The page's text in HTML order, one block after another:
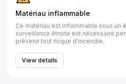
Matériau inflammable
Ce matériau est inflammable sous un
surveillance étroite est nécessaire
prévenir tout risque d'incendie.
View details